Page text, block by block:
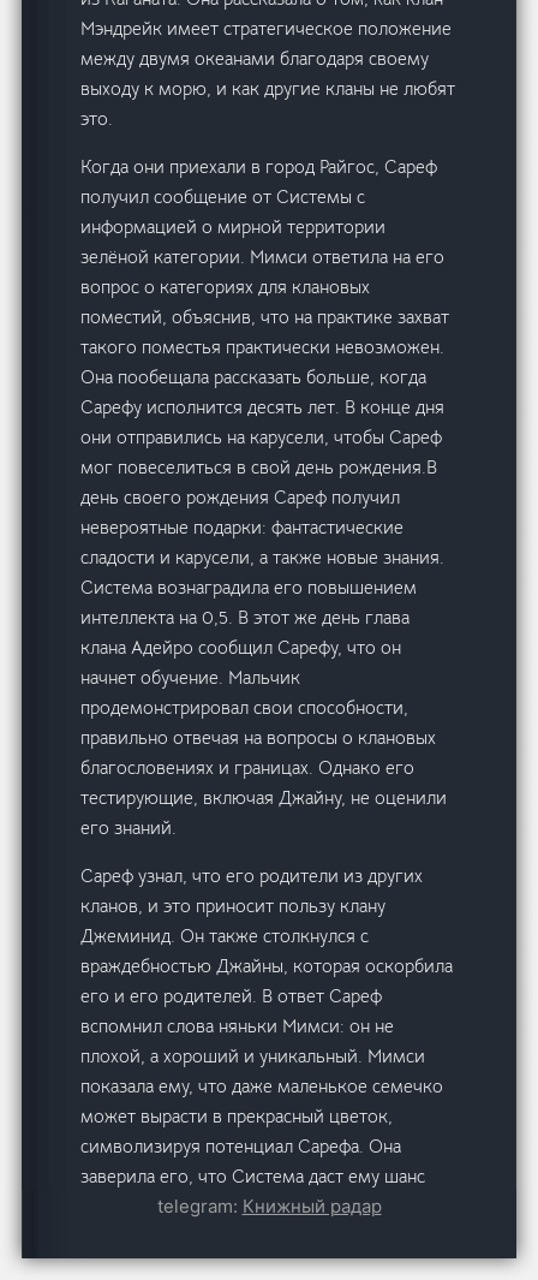
Мэндрейк имеет стратегическое положение
между двумя океанами благодаря своему
выходу к морю, и как другие кланы не любят
это.
Когда они приехали в город Райгос, Сареф
получил сообщение от Системы с
информацией о мирной территории
зелёной категории. Мимси ответила на его
вопрос о категориях для клановых
поместий, объяснив, что на практике захват
такого поместья практически невозможен.
Она пообещала рассказать больше, когда
Сарефу исполнится десять лет. В конце дня
они отправились на карусели, чтобы Сареф
мог повеселиться в свой день рождения.В
день своего рождения Сареф получил
невероятные подарки: фантастические
сладости и карусели, а также новые знания.
Система вознаградила его повышением
интеллекта на 0,5. В этот же день глава
клана Адейро сообщил Сарефу, что он
начнет обучение. Мальчик
продемонстрировал свои способности,
правильно отвечая на вопросы о клановых
благословениях и границах. Однако его
тестирующие, включая Джайну, не оценили
его знаний.
Сареф узнал, что его родители из других
кланов, и это приносит пользу клану
Джеминид. Он также столкнулся с
враждебностью Джайны, которая оскорбила
его и его родителей. В ответ Сареф
вспомнил слова няньки Мимси: он не
плохой, а хороший и уникальный. Мимси
показала ему, что даже маленькое семечко
может вырасти в прекрасный цветок,
символизируя потенциал Сарефа. Она
заверила его, что Система даст ему шанс
проявить себя во время его
визита своей кузины Джайны, которая уже
telegram: Книжный радар